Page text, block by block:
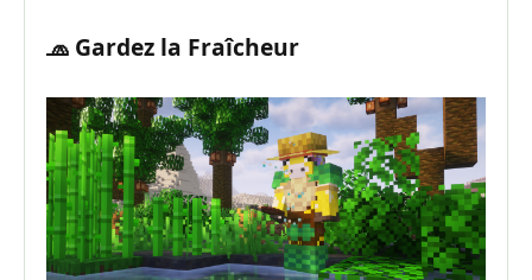
🧢 Gardez la Fraîcheur